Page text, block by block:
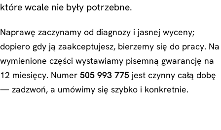
które wcale nie były potrzebne.
Naprawę zaczynamy od diagnozy i jasnej wyceny;
dopiero gdy ją zaakceptujesz, bierzemy się do pracy. Na
wymienione części wystawiamy pisemną gwarancję na
12 miesięcy. Numer 505 993 775 jest czynny całą dobę
— zadzwoń, a umówimy się szybko i konkretnie.